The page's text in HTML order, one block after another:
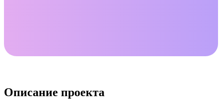
Описание проекта